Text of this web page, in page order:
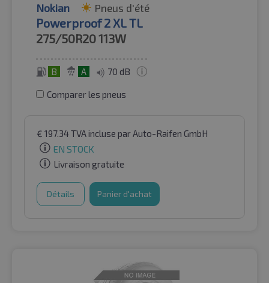
Nokian Pneus d'été
Powerproof 2 XL TL
275/50R20113W
B A 70 dB
Comparer les pneus
€ 197.34TVA incluse par Auto-Raifen GmbH
EN STOCK
Livraison gratuite
Détails Panier d'achat